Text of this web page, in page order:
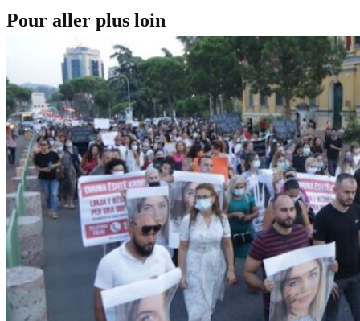
Pour aller plus loin